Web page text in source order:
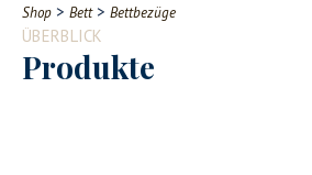
Contact
Shop > Bett> Bettbezüge
ÜBERBLICK
Produkte